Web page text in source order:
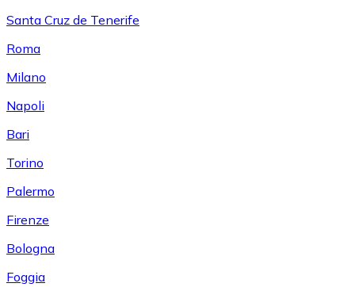
Santa Cruz de Tenerife
Roma
Milano
Napoli
Bari
Torino
Palermo
Firenze
Bologna
Foggia